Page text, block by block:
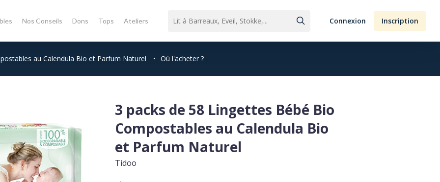
Nos Conseils Dons Tops Ateliers Connexion Inscription
au Calendula Bio et Parfum Naturel • Où l'acheter ?
3 packs de 58 Lingettes Bébé Bio
Compostables au Calendula Bio
et Parfum Naturel
Tidoo